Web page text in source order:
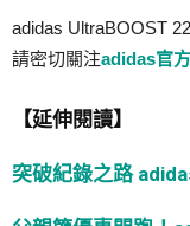
adidas UltraBOOST
請密切關注adidas官
【延伸閱讀】
突破紀錄之路